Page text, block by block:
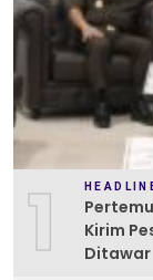
1
Kirim
Ditawar